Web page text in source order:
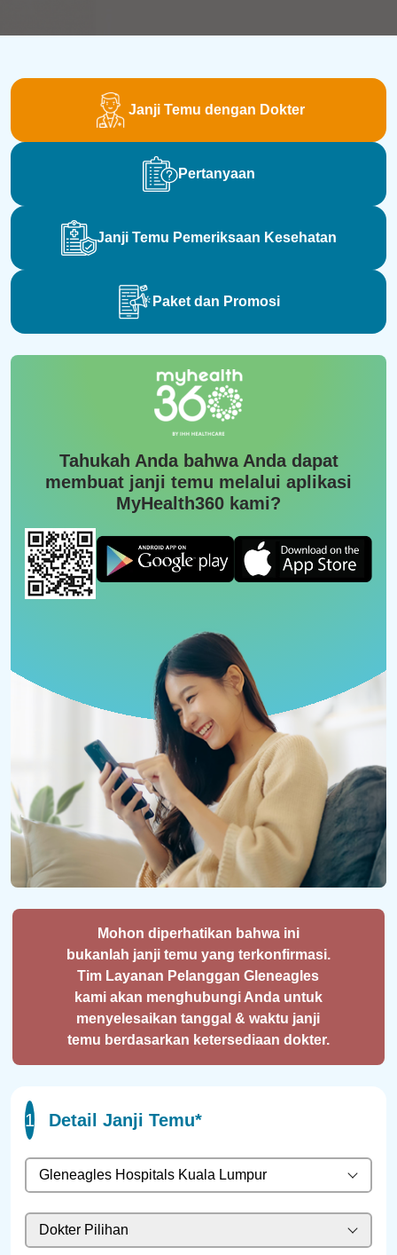
Janji Temu dengan Dokter
Pertanyaan
Janji Temu Pemeriksaan Kesehatan
Paket dan Promosi
Tahukah Anda bahwa Anda dapat
membuat janji temu melalui aplikasi
MyHealth360 kami?
Mohon diperhatikan bahwa ini
bukanlah janji temu yang terkonfirmasi.
Tim Layanan Pelanggan Gleneagles
kami akan menghubungi Anda untuk
menyelesaikan tanggal & waktu janji
temu berdasarkan ketersediaan dokter.
1 Detail Janji Temu*
Gleneagles Hospitals Kuala Lumpur
Dokter Pilihan